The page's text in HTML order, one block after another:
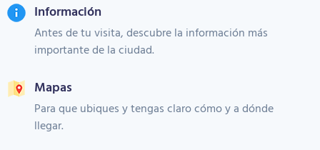
Información
Antes de tu visita, descubre la información más
importante de la ciudad.
Mapas
Para que ubiques y tengas claro cómo y a dónde
llegar.